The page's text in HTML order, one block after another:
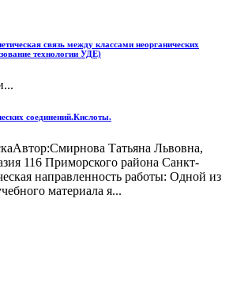
связь между классами неорганических
технологии УДЕ)
соединений.Кислоты.
Татьяна Львовна,
116 Приморского района Санкт-
направленность работы: Одной из
материала я...